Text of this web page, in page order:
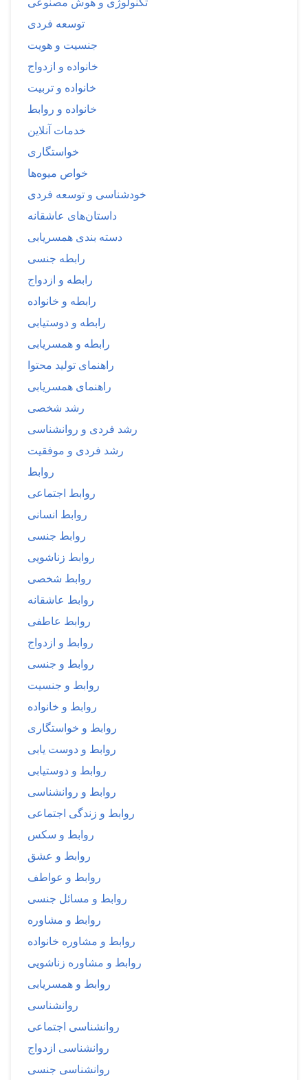
توسعه فردی
جنسیت و هویت
خانواده و ازدواج
خانواده و تربیت
خانواده و روابط
خدمات آنلاین
خواستگاری
خواص میوه‌ها
خودشناسی و توسعه فردی
داستان‌های عاشقانه
دسته بندی همسریابی
رابطه جنسی
رابطه و ازدواج
رابطه و خانواده
رابطه و دوستیابی
رابطه و همسریابی
راهنمای تولید محتوا
راهنمای همسریابی
رشد شخصی
رشد فردی و روانشناسی
رشد فردی و موفقیت
روابط
روابط اجتماعی
روابط انسانی
روابط جنسی
روابط زناشویی
روابط شخصی
روابط عاشقانه
روابط عاطفی
روابط و ازدواج
روابط و جنسی
روابط و جنسیت
روابط و خانواده
روابط و خواستگاری
روابط و دوست یابی
روابط و دوستیابی
روابط و روانشناسی
روابط و زندگی اجتماعی
روابط و سکس
روابط و عشق
روابط و عواطف
روابط و مسائل جنسی
روابط و مشاوره
روابط و مشاوره خانواده
روابط و مشاوره زناشویی
روابط و همسریابی
روانشناسی
روانشناسی اجتماعی
روانشناسی ازدواج
روانشناسی جنسی